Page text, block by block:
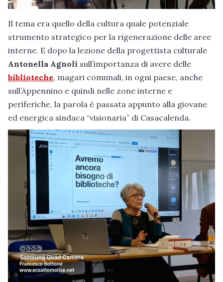
Il tema era quello della cultura quale potenziale
strumento strategico per la rigenerazione delle aree
interne. E dopo la lezione della progettista culturale
Antonella Agnoli sull’importanza di avere delle
biblioteche, magari comunali, in ogni paese, anche
sull’Appennino e quindi nelle zone interne e
periferiche, la parola è passata appunto alla giovane
ed energica sindaca “visionaria” di Casacalenda.